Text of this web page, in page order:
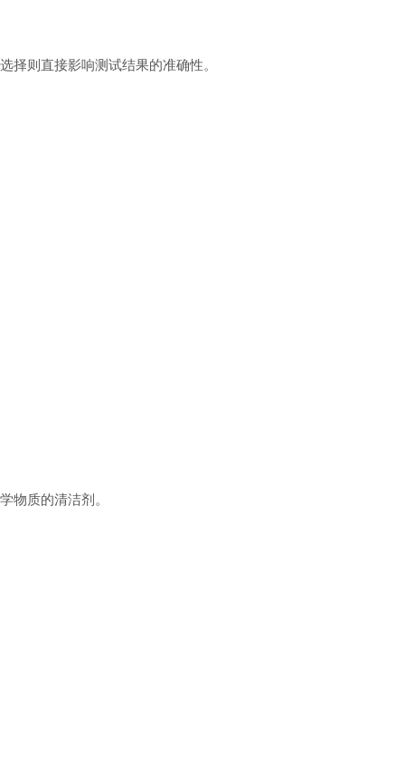
则直接影响测试结果的准确性。
质的清洁剂。